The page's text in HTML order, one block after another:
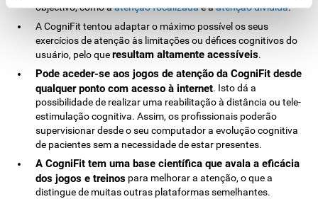
objectivo, como aatenção focalizadae aatenção dividida.
A CogniFit tentou adaptar o máximo possível os seus
exercícios de atenção às limitações ou défices cognitivos do
usuário, pelo queresultam altamente acessíveis.
Pode aceder-se aos jogos de atenção da CogniFit desde
qualquer ponto com acesso à internet. Isto dá a
possibilidade de realizar uma reabilitação à distância ou tele-
estimulação cognitiva. Assim, os profissionais poderão
supervisionar desde o seu computador a evolução cognitiva
de pacientes sem a necessidade de estar presentes.
A CogniFit tem uma base científica que avala a eficácia
dos jogos e treinos para melhorar a atenção, o que a
distingue de muitas outras plataformas semelhantes.